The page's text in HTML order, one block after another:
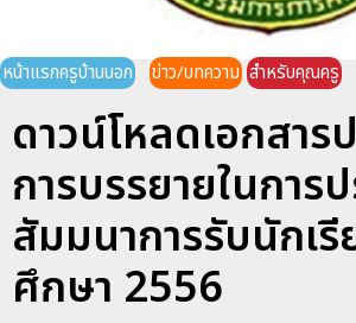
หน้าแรกครูบ้านนอก ข่าว/บทความ สำหรับคุณครู
ดาวน์โหลดเอกสาร
การบรรยายในการ
สัมมนาการรับนักเ
ศึกษา 2556